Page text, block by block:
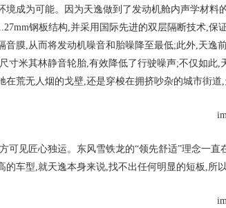
境成为可能。因为天逸做到了发动机舱内声学材
钢板结构,并采用国际先进的双层隔断技术,
音膜,从而将发动机噪音和胎噪降至最低;此外,天逸
寸米其林静音轮胎,有效降低了行驶噪声;不仅如
在荒无人烟的戈壁,还是穿梭在拥挤吵杂的城市街道
可见匠心独运。东风雪铁龙的“领先舒适”理念一
的车型,就天逸本身来说,找不出任何明显的短板,所